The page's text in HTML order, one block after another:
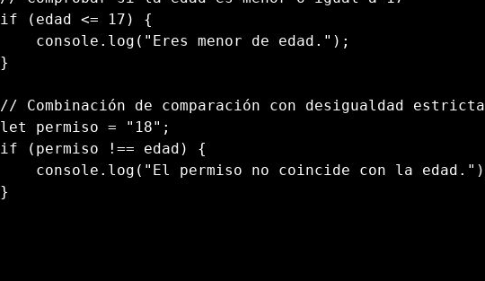
if
( edad <= 17 )
{
    console
. log ( "Eres menor de edad." ) ;
}
// Combinación de comparación con desigualdad estricta
let
permiso = "18" ;
if
( permiso !== edad )
{
    console
. log ( "El permiso no coincide con la edad." )
}